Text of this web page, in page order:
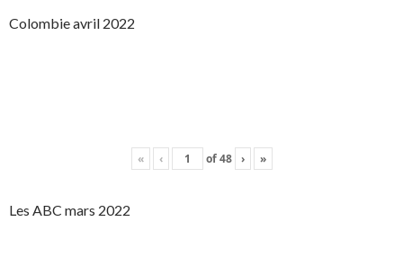
Colombie avril 2022
« ‹ of48 › »
Les ABC mars 2022